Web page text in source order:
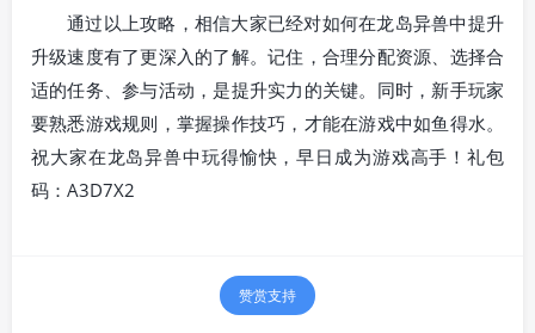
通过以上攻略，相信大家已经对如何在龙岛异兽中提升
升级速度有了更深入的了解。记住，合理分配资源、选择合
适的任务、参与活动，是提升实力的关键。同时，新手玩家
要熟悉游戏规则，掌握操作技巧，才能在游戏中如鱼得水。
祝大家在龙岛异兽中玩得愉快，早日成为游戏高手！礼包
码：A3D7X2
赞赏支持